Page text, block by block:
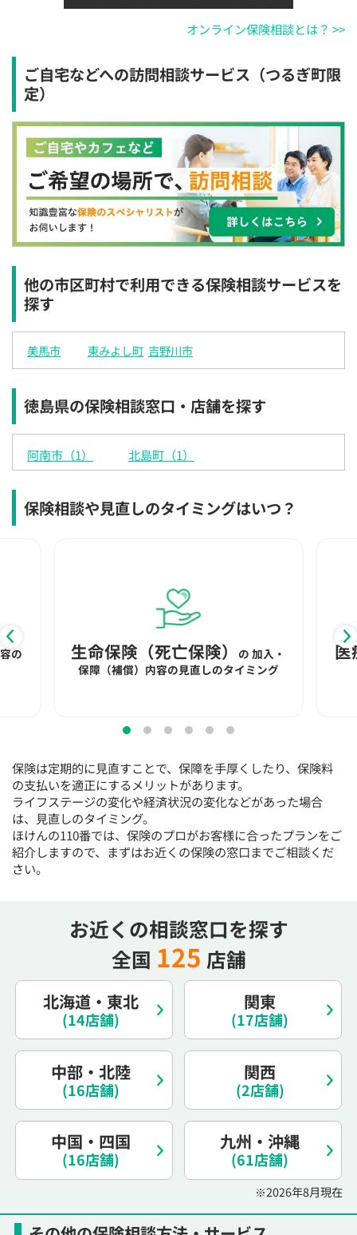
×
11:30
×
12:00
×
12:30
×
×
13:30
×
14:00
×
×
15:00
×
×
18:00
×
×
×
12:00
×
12:30
◯
◯
◯
14:00
◯
◯
15:00
◯
16:30
◯
◯
18:00
◯
◯
◯
12:00
◯
12:30
◯
◯
14:00
◯
◯
15:00
◯
16:30
◯
◯
◯
18:00
◯
11:00
◯
◯
12:00
◯
12:30
◯
◯
◯
14:00
◯
◯
15:00
◯
16:00
◯
16:30
◯
◯
◯
18:00
◯
11:00
◯
◯
12:00
◯
12:30
◯
◯
◯
14:00
◯
15:00
◯
16:30
◯
◯
◯
18:00
◯
11:00
◯
◯
◯
12:30
◯
◯
◯
14:00
◯
15:00
◯
◯
◯
18:00
11:00
◯
◯
12:00
◯
12:30
◯
◯
◯
14:00
15:00
◯
18:00
○：予約可 ×：予約不可
：お電話にてお問い合わせください
0120-987-110
平日 / 土日祝日 10:00〜17:00（通話無料）
※受付時間外にご予約をいただいた場合は、
翌営業日のご連絡となります
オンライン保険相談とは？ >>
ご自宅などへの訪問相談サービス（つるぎ町限
定）
他の市区町村で利用できる保険相談サービスを
探す
美馬市 東みよし町 吉野川市
徳島県の保険相談窓口・店舗を探す
阿南市（1） 北島町（1）
保険相談や見直しのタイミングはいつ？
生命保険（死亡保険） の 加入・
保障（補償）内容の見直しのタイミング
医
の
保険は定期的に見直すことで、保障を手厚くしたり、保険料
の支払いを適正にするメリットがあります。
ライフステージの変化や経済状況の変化などがあった場合
は、見直しのタイミング。
ほけんの110番では、保険のプロがお客様に合ったプランをご
紹介しますので、まずはお近くの保険の窓口までご相談くだ
さい。
お近くの相談窓口を探す
全国 125 店舗
北海道・東北
(14店舗)
関東
(17店舗)
中部・北陸
(16店舗)
関西
(2店舗)
中国・四国
(16店舗)
九州・沖縄
(61店舗)
※2026年8月現在